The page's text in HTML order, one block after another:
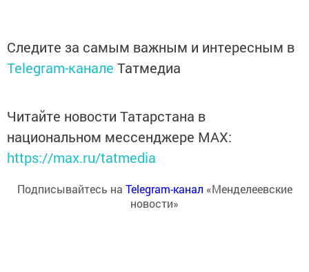
Следите за самым важным и интересным в
Telegram-канале Татмедиа
Читайте новости Татарстана в
национальном мессенджере MАХ:
https://max.ru/tatmedia
Подписывайтесь на Telegram-канал «Менделеевские
новости»